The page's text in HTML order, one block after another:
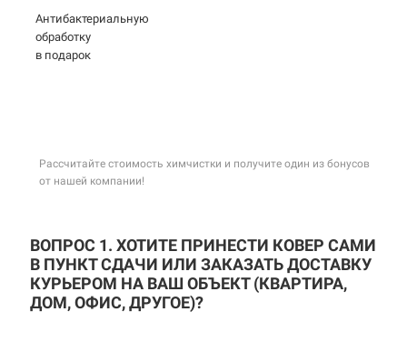
Антибактериальную
обработку
в подарок
Рассчитайте стоимость химчистки и получите один из бонусов
от нашей компании!
ВОПРОС 1. ХОТИТЕ ПРИНЕСТИ КОВЕР САМИ
В ПУНКТ СДАЧИ ИЛИ ЗАКАЗАТЬ ДОСТАВКУ
КУРЬЕРОМ НА ВАШ ОБЪЕКТ (КВАРТИРА,
ДОМ, ОФИС, ДРУГОЕ)?